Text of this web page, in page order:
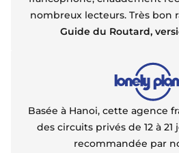
nombreux lecteurs. Très bon
Guide du Routard,
Basée à Hanoi, cette agence
des circuits privés de 12 à
recommandée par